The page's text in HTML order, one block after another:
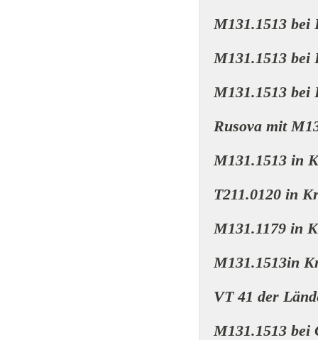
M131.1513 bei
M131.1513 bei
M131.1513 bei
Rusova mit
M131.1513 in
T211.0120 in
M131.1179 in
M131.1513in
VT 41 der
M131.1513 bei